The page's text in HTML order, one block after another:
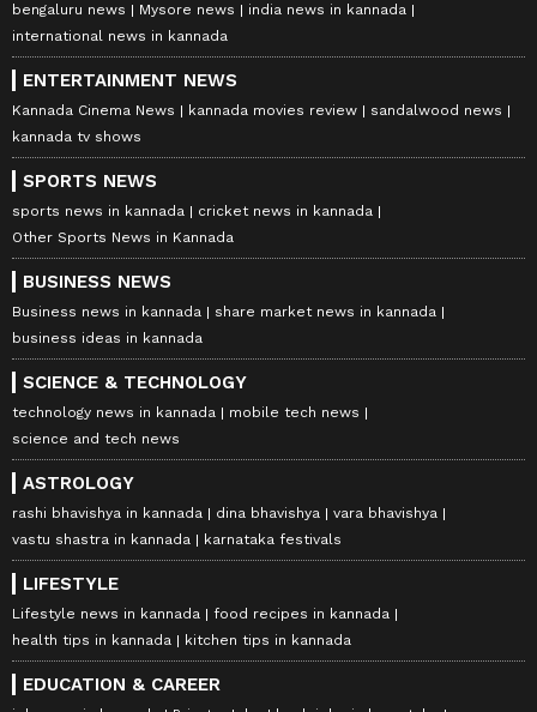
bengaluru news
Mysore news
india news in kannada
international news in kannada
ENTERTAINMENT NEWS
Kannada Cinema News kannada movies review
sandalwood news
kannada tv shows
SPORTS NEWS
sports news in kannada
cricket news in kannada
Other Sports News in Kannada
BUSINESS NEWS
Business news in kannada
share market news in kannada
business ideas in kannada
SCIENCE & TECHNOLOGY
technology news in kannada
mobile tech news
science and tech news
ASTROLOGY
rashi bhavishya in kannada dina bhavishya
vara bhavishya
vastu shastra in kannada
karnataka festivals
LIFESTYLE
Lifestyle news in kannada
food recipes in kannada
health tips in kannada
kitchen tips in kannada
EDUCATION & CAREER